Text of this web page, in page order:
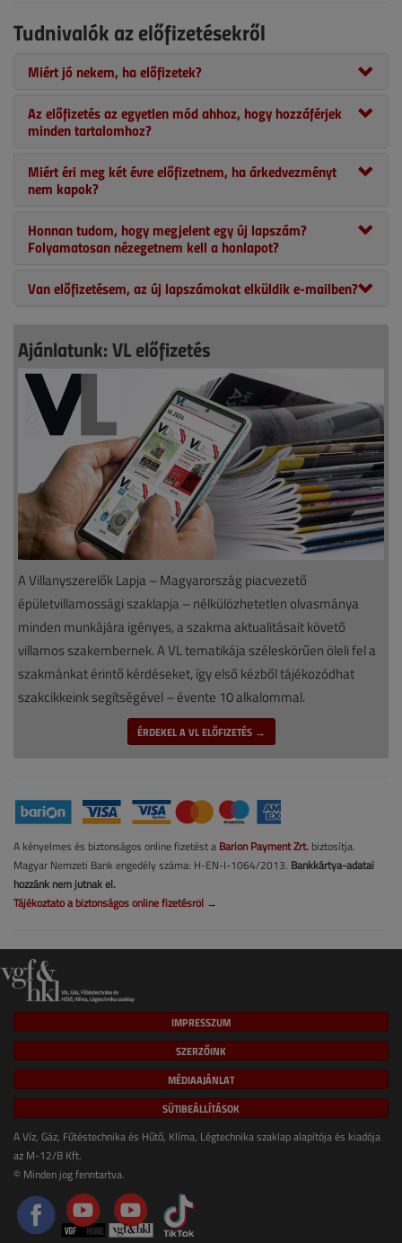
Tudnivalók az előfizetésekről
Miért jó nekem, ha előfizetek?
Az előfizetés az egyetlen mód ahhoz, hogy hozzáférjek
minden tartalomhoz?
Miért éri meg két évre előfizetnem, ha árkedvezményt
nem kapok?
Honnan tudom, hogy megjelent egy új lapszám?
Folyamatosan nézegetnem kell a honlapot?
Van előfizetésem, az új lapszámokat elküldik e-mailben?
Ajánlatunk: VL előfizetés
A Villanyszerelők Lapja – Magyarország piacvezető
épületvillamossági szaklapja – nélkülözhetetlen olvasmánya
minden munkájára igényes, a szakma aktualitásait követő
villamos szakembernek. A VL tematikája széleskörűen öleli fel a
szakmánkat érintő kérdéseket, így első kézből tájékozódhat
szakcikkeink segítségével – évente 10 alkalommal.
ÉRDEKEL A VL ELŐFIZETÉS →
A kényelmes és biztonságos online fizetést a Barion Payment Zrt. biztosítja.
Magyar Nemzeti Bank engedély száma: H-EN-I-1064/2013. Bankkártya-adatai
hozzánk nem jutnak el.
Tájékoztató a biztonságos online fizetésről →
IMPRESSZUM
SZERZŐINK
MÉDIAAJÁNLAT
SÜTIBEÁLLÍTÁSOK
A Víz, Gáz, Fűtéstechnika és Hűtő, Klíma, Légtechnika szaklap alapítója és kiadója
az M-12/B Kft.
© Minden jog fenntartva.